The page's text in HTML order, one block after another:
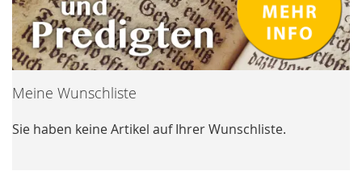
Meine Wunschliste
Sie haben keine Artikel auf Ihrer Wunschliste.